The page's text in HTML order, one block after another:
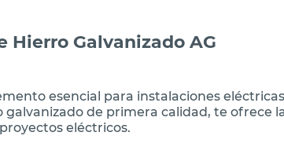
Hierro Galvanizado AG
esencial para instalaciones eléctricas
de primera calidad, te ofrece
eléctricos.